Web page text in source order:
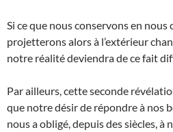
Si ce que nous conservons en nous
projetterons alors à l’extérieur
notre réalité deviendra de ce fait
Par ailleurs, cette seconde
que notre désir de répondre à nos
nous a obligé, depuis des siècles,